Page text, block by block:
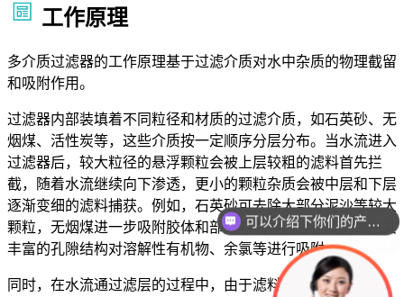
工作原理
多介质过滤器的工作原理基于过滤介质对水中杂质的物理截留
和吸附作用。
过滤器内部装填着不同粒径和材质的过滤介质，如石英砂、无
烟煤、活性炭等，这些介质按一定顺序分层分布。当水流进入
过滤器后，较大粒径的悬浮颗粒会被上层较粗的滤料首先拦
截，随着水流继续向下渗透，更小的颗粒杂质会被中层和下层
逐渐变细的滤料捕获。例如，石英砂可去除大部分泥沙等较大
颗粒，无烟煤进一步吸附胶体和部分有机物，活性炭则凭借其
丰富的孔隙结构对溶解性有机物、余氯等进行吸附。
同时，在水流通过滤层的过程中，由于滤料的表面吸附作用，
可以介绍下你们的产品么
你们是怎么收费的呢